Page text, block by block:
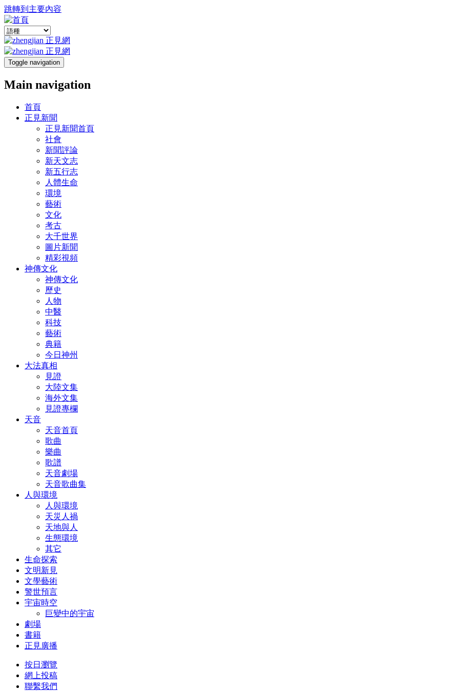
跳轉到主要內容
Toggle navigation
Main navigation
首頁
正見新聞
正見新聞首頁
社會
新聞評論
新天文志
新五行志
人體生命
環境
藝術
文化
考古
大千世界
圖片新聞
精彩視頻
神傳文化
神傳文化
歷史
人物
中醫
科技
藝術
典籍
今日神州
大法真相
見證
大陸文集
海外文集
見證專欄
天音
天音首頁
歌曲
樂曲
歌譜
天音劇場
天音歌曲集
人與環境
人與環境
天災人禍
天地與人
生態環境
其它
生命探索
文明新見
文學藝術
警世預言
宇宙時空
巨變中的宇宙
劇場
書籍
正見廣播
按日瀏覽
網上投稿
聯繫我們